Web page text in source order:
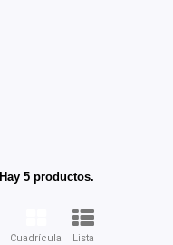
Hay 5 productos.
Cuadrícula Lista